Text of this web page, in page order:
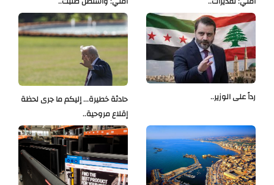
حادثة خطيرة... إليكم ما جرى لحظة
إقلاع مروحية..
رداً على الوزير..